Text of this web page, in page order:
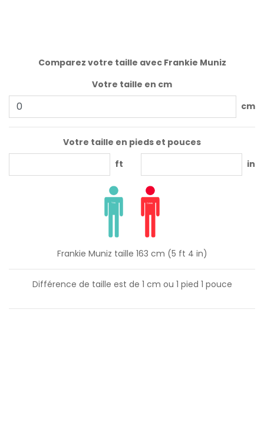
Comparez votre taille avec Frankie Muniz
Votre taille en cm
cm
Votre taille en pieds et pouces
ft
in
Frankie Muniz taille 163 cm (5 ft 4 in)
Différence de taille est de 1 cm ou 1 pied 1 pouce